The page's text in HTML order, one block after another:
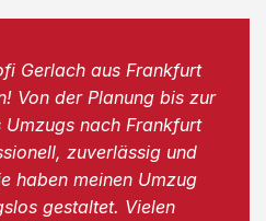
Gerlach aus Frankfurt
Von der Planung bis zur
Umzugs nach Frankfurt
zuverlässig und
haben meinen Umzug
gestaltet. Vielen